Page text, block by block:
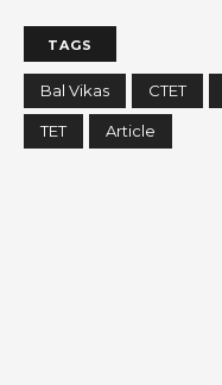
TAGS
Bal Vikas CTET
TET Article